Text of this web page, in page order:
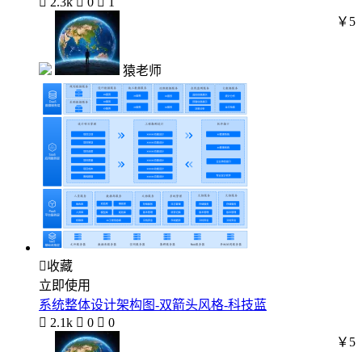
猿老师
￥5
收藏
立即使用
系统整体设计架构图-双箭头风格-科技蓝
 2.1k  0  0
￥5